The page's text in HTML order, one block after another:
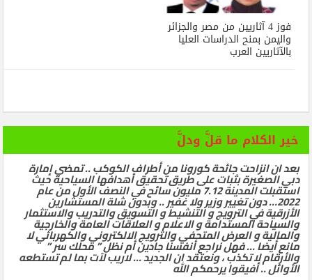
فوز 4 آثاريين من مصر والجزائر
واليمن بمنح الدراسات العليا
بالآثاريين العرب
خير الكلام ما قلَّ ودلَّ
بعد ان انزاحت جائحة كورونا من أطراف الكوكب .. تمضي إمارة
دبي الصغيرة بثبات على طريق تحقيق أهدافها السياحية حيث
استقبلت المدينة 7.12 مليون سائح في النصف الأول من عام
2022… دون تغيير وزير ولا غفير .. وبدون شلة المستشارين
الأزرقية في الترويج و التنشيط و التسويق والتدريب والاستثمار
والسياحة المستدامة و الاعلام و العلاقات العامة والخارجية
والمالية و العرض المتحفي والترويج الالكتروني والكهربائي لا
مانع أيضا … فهل نراجع أنفسنا جادين أم نظل ” محلك سر ”
والأرقام لا تكذب ، ونعتقد ان الجديد … لاريب لآت بما لم تستطعه
الأوائل .. أفيقوا يرحمكم الله